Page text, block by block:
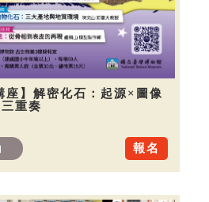
座】解密化石：起源×圖像
重奏
報名